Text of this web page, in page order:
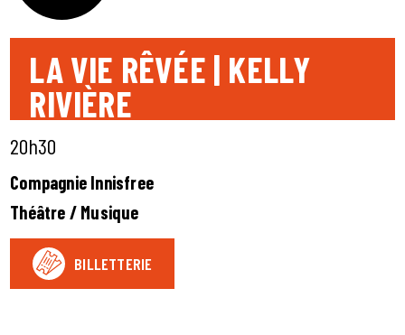
LA VIE RÊVÉE | KELLY
RIVIÈRE
20h30
Compagnie Innisfree
Théâtre / Musique
BILLETTERIE